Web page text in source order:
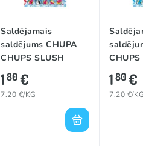
Saldējamais
saldējums CHUPA
CHUPS SLUSH
(STRAWBERRY),
250ml
180€
7.20 €/KG
180€
7.20 €/